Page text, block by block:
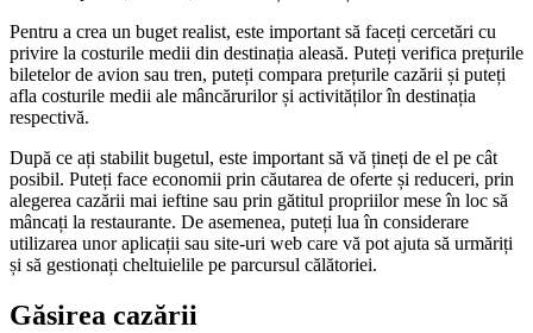
Pentru a crea un buget realist, este important să faceți cercetări cu
privire la costurile medii din destinația aleasă. Puteți verifica prețurile
biletelor de avion sau tren, puteți compara prețurile cazării și puteți
afla costurile medii ale mâncărurilor și activităților în destinația
respectivă.
După ce ați stabilit bugetul, este important să vă țineți de el pe cât
posibil. Puteți face economii prin căutarea de oferte și reduceri, prin
alegerea cazării mai ieftine sau prin gătitul propriilor mese în loc să
mâncați la restaurante. De asemenea, puteți lua în considerare
utilizarea unor aplicații sau site-uri web care vă pot ajuta să urmăriți
și să gestionați cheltuielile pe parcursul călătoriei.
Găsirea cazării